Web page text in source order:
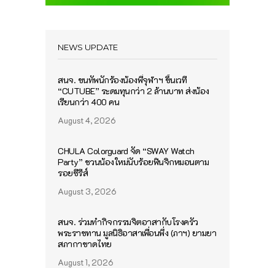
NEWS UPDATE
สนจ. ขนทัพนักร้องน้องพี่จุฬาฯ ขึ้นเวที
“CUTUBE” ระดมทุนกว่า 2 ล้านบาท ส่งน้อง
เรียนกว่า 400 คน
August 4, 2026
CHULA Colorguard จัด “SWAY Watch
Party” ชวนน้องใหม่นับร้อยฟินจิกหมอนตาม
รอยซีรีส์
August 3, 2026
สนจ. ร่วมทำกิจกรรมจิตอาสากับโรงครัว
พระราชทาน มูลนิธิอาสาเพื่อนพึ่ง (ภาฯ) ยามยา
สภากาชาดไทย
August 1, 2026